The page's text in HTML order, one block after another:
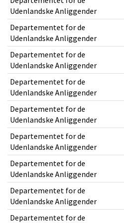
Udenlandske Anliggender
Departementet for de
Udenlandske Anliggender
Departementet for de
Udenlandske Anliggender
Departementet for de
Udenlandske Anliggender
Departementet for de
Udenlandske Anliggender
Departementet for de
Udenlandske Anliggender
Departementet for de
Udenlandske Anliggender
Departementet for de
Udenlandske Anliggender
Departementet for de